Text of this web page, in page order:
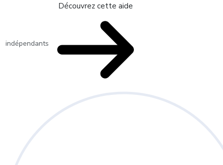
indépendants
Découvrez cette aide